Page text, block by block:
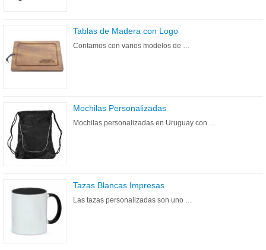
Tablas de Madera con Logo
Contamos con varios modelos de …
Mochilas Personalizadas
Mochilas personalizadas en Uruguay con …
Tazas Blancas Impresas
Las tazas personalizadas son uno …